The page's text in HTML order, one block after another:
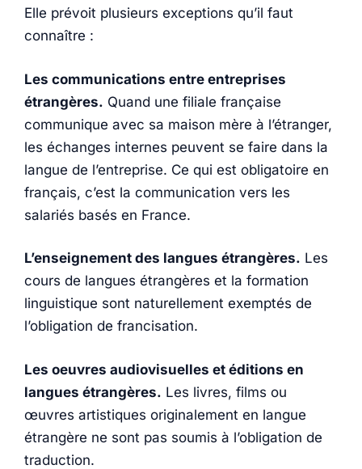
Elle prévoit plusieurs exceptions qu’il faut
connaître :
Les communications entre entreprises
étrangères. Quand une filiale française
communique avec sa maison mère à l’étranger,
les échanges internes peuvent se faire dans la
langue de l’entreprise. Ce qui est obligatoire en
français, c’est la communication vers les
salariés basés en France.
L’enseignement des langues étrangères. Les
cours de langues étrangères et la formation
linguistique sont naturellement exemptés de
l’obligation de francisation.
Les oeuvres audiovisuelles et éditions en
langues étrangères. Les livres, films ou
œuvres artistiques originalement en langue
étrangère ne sont pas soumis à l’obligation de
traduction.